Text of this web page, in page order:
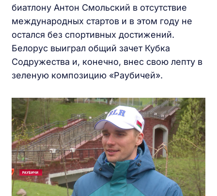
биатлону Антон Смольский в отсутствие
международных стартов и в этом году не
остался без спортивных достижений.
Белорус выиграл общий зачет Кубка
Содружества и, конечно, внес свою лепту в
зеленую композицию «Раубичей».